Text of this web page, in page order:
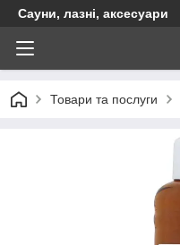
Сауни, лазні, аксесуари
Товари та послуги